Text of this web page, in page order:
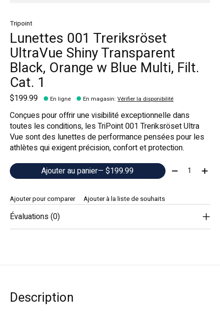
Tripoint
Lunettes 001 Treriksröset
UltraVue Shiny Transparent
Black, Orange w Blue Multi, Filt.
Cat. 1
$199.99 En ligne En magasin:Vérifier la disponibilité
Conçues pour offrir une visibilité exceptionnelle dans
toutes les conditions, les TriPoint 001 Treriksröset Ultra
Vue sont des lunettes de performance pensées pour les
athlètes qui exigent précision, confort et protection.
Ajouter au panier
— $199.99 Quantité:
Ajouter pour comparer Ajouter à la liste de souhaits
Évaluations (0)
Description